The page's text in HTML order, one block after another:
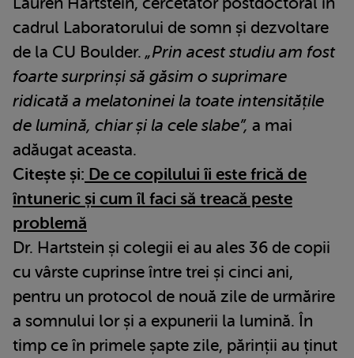
cadrul Laboratorului de somn și dezvoltare
de la CU Boulder. „Prin acest studiu am fost
foarte surprinși să găsim o suprimare
ridicată a melatoninei la toate intensitățile
de lumină, chiar și la cele slabe”, a mai
adăugat aceasta.
Citește și: De ce copilului îi este frică de
întuneric și cum îl faci să treacă peste
problemă
Dr. Hartstein și colegii ei au ales 36 de copii
cu vârste cuprinse între trei și cinci ani,
pentru un protocol de nouă zile de urmărire
a somnului lor și a expunerii la lumină. În
timp ce în primele șapte zile, părinții au ținut